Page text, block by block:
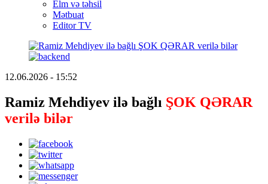
Elm və təhsil
Mətbuat
Editor TV
12.06.2026 - 15:52
Ramiz Mehdiyev ilə bağlı ŞOK QƏRAR
verilə bilər